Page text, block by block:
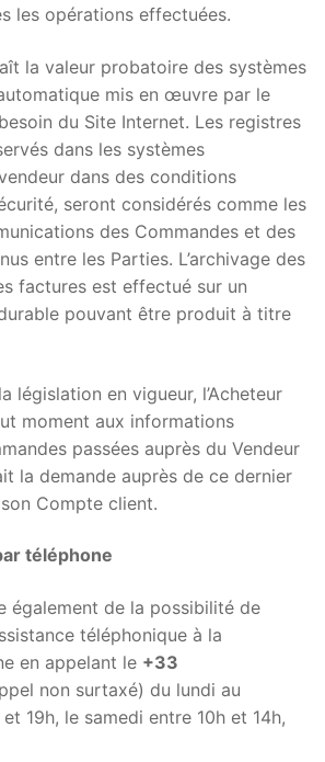
les opérations effectuées.
la valeur probatoire des systèmes
mis en œuvre par le
du Site Internet. Les registres
dans les systèmes
dans des conditions
seront considérés comme les
des Commandes et des
entre les Parties. L’archivage des
factures est effectué sur un
pouvant être produit à titre
législation en vigueur, l’Acheteur
moment aux informations
passées auprès du Vendeur
la demande auprès de ce dernier
Compte client.
téléphone
également de la possibilité de
téléphonique à la
en appelant le +33
non surtaxé) du lundi au
19h, le samedi entre 10h et 14h,